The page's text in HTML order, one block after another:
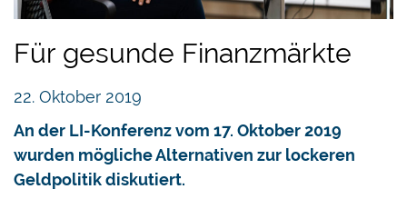
Für gesunde Finanzmärkte
22. Oktober 2019
An der LI-Konferenz vom 17. Oktober 2019
wurden mögliche Alternativen zur lockeren
Geldpolitik diskutiert.